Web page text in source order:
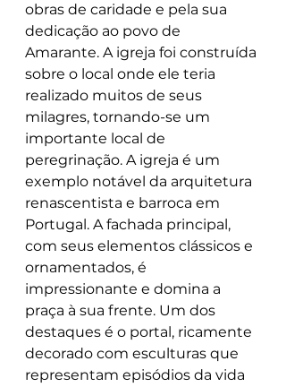
obras de caridade e pela sua
dedicação ao povo de
Amarante. A igreja foi construída
sobre o local onde ele teria
realizado muitos de seus
milagres, tornando-se um
importante local de
peregrinação. A igreja é um
exemplo notável da arquitetura
renascentista e barroca em
Portugal. A fachada principal,
com seus elementos clássicos e
ornamentados, é
impressionante e domina a
praça à sua frente. Um dos
destaques é o portal, ricamente
decorado com esculturas que
representam episódios da vida